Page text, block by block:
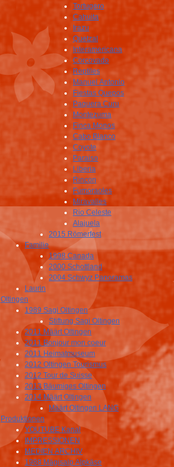
Tortugero
Cahuita
Irazu
Quetzal
Interamericana
Corcovado
Reptiles
Manuel Antonio
Fiestas Quepos
Paquera Curu
Montezuma
Finca Monos
Cabo Blanco
Coyote
Paraiso
Liberia
Rincon
Fumoraoles
Miravalles
Rio Celeste
Alajuela
2015 Römerfest
Familie
1998 Canada
2000 Schottland
2004 Schwyz Panoramas
Laurin
Oltingen
1989 Sagi Oltingen
Stiftung Sagi Oltingen
2011 Määrt Oltingen
2011 Bonjour mon coeur
2011 Heimatmuseum
2012 Oltingen Tourismus
2012 Tour de Suisse
2013 Bäumiges Oltingen
2014 Määrt Oltingen
Määrt Oltingen LANG
Produktionen
YOUTUBE Kanal
IMPRESSIONEN
MEDIEN ARCHIV
1988 Mägisalp Alpkäse